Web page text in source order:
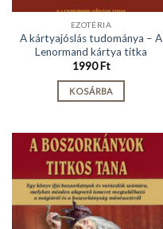
EZOTÉRIA
A kártyajóslás tudománya – A
Lenormand kártya titka
1990Ft
KOSÁRBA